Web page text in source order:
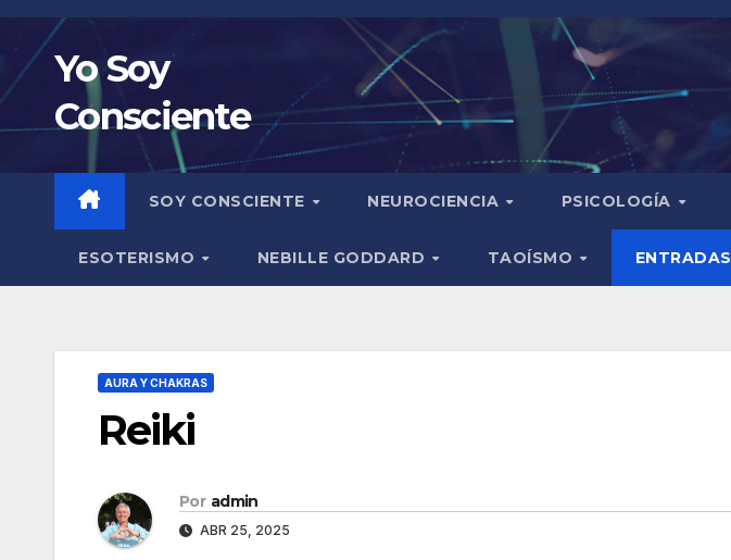
Saltar
contenidoYo Soy
Consciente
SOY CONSCIENTE NEUROCIENCIA PSICOLOGÍA
ESOTERISMO NEBILLE GODDARD TAOÍSMO ENTRADAS
AURA Y CHAKRAS
Reiki
Por admin
ABR 25, 2025